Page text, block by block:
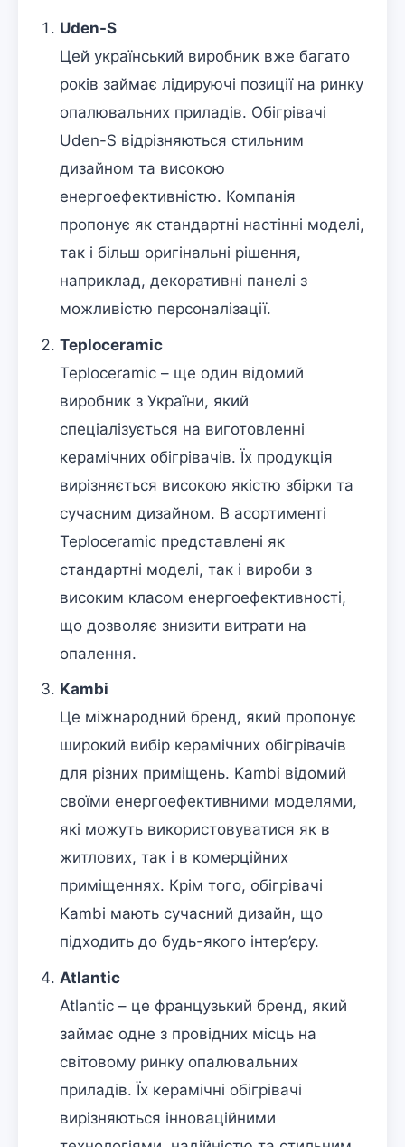
Uden-S
Цей український виробник вже багато
років займає лідируючі позиції на ринку
опалювальних приладів. Обігрівачі
Uden-S відрізняються стильним
дизайном та високою
енергоефективністю. Компанія
пропонує як стандартні настінні моделі,
так і більш оригінальні рішення,
наприклад, декоративні панелі з
можливістю персоналізації.
Teploceramic
Teploceramic – ще один відомий
виробник з України, який
спеціалізується на виготовленні
керамічних обігрівачів. Їх продукція
вирізняється високою якістю збірки та
сучасним дизайном. В асортименті
Teploceramic представлені як
стандартні моделі, так і вироби з
високим класом енергоефективності,
що дозволяє знизити витрати на
опалення.
Kambi
Це міжнародний бренд, який пропонує
широкий вибір керамічних обігрівачів
для різних приміщень. Kambi відомий
своїми енергоефективними моделями,
які можуть використовуватися як в
житлових, так і в комерційних
приміщеннях. Крім того, обігрівачі
Kambi мають сучасний дизайн, що
підходить до будь-якого інтер’єру.
Atlantic
Atlantic – це французький бренд, який
займає одне з провідних місць на
світовому ринку опалювальних
приладів. Їх керамічні обігрівачі
вирізняються інноваційними